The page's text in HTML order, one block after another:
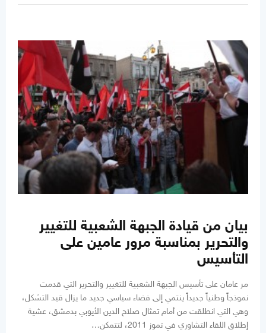
بيان من قيادة الجبهة الشعبية للتغيير
والتحرير بمناسبة مرور عامين على
التأسيس
مر عامان على تأسيس الجبهة الشعبية للتغيير والتحرير التي قدمت
نموذجاً وطنياً جديداً ينتمي إلى فضاء سياسي جديد ما يزال قيد التشكل،
وهي التي انطلقت من أمام تمثال صلاح الدين الأيوبي بدمشق، عشية
إطلاق اللقاء التشاوري في تموز 2011، لتتمكن…